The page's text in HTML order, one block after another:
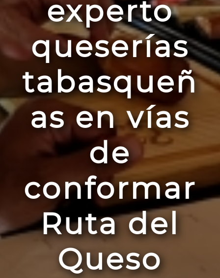
experto
queserías
tabasqueñ
as en vías
de
conformar
Ruta del
Queso